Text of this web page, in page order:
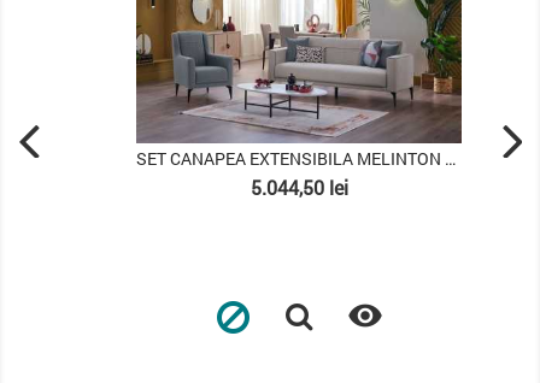
SET CANAPEA EXTENSIBILA MELINTON 3+1
Pret
5.044,50 lei
